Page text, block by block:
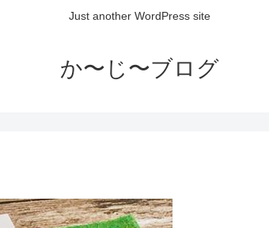
Just another WordPress site
か〜じ〜ブログ